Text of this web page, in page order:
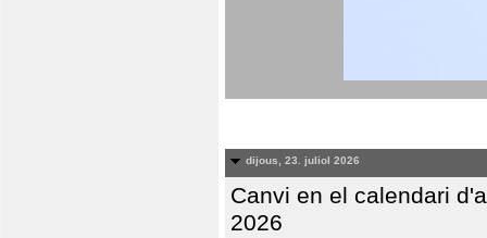
dijous, 23. juliol 2026
Canvi en el calendari
2026